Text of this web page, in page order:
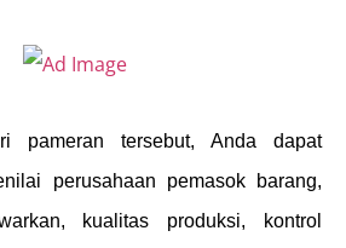
pameran tersebut, Anda dapat
perusahaan pemasok barang,
kualitas produksi, kontrol